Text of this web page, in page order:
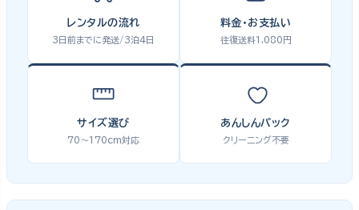
レンタルの流れ
3日前までに発送/3泊4日
料金・お支払い
往復送料1,080円
サイズ選び
70〜170cm対応
あんしんパック
クリーニング不要